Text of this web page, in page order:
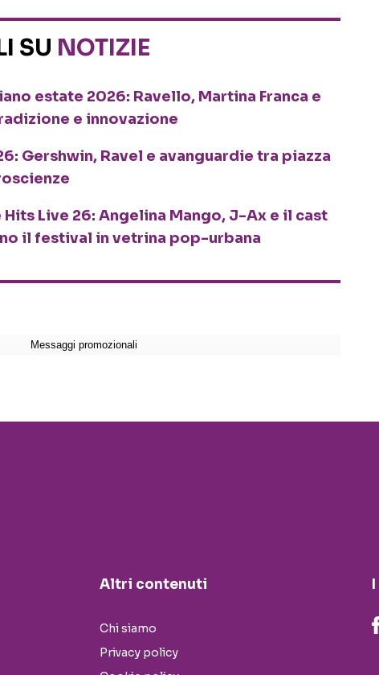
SU NOTIZIE
estate 2026: Ravello, Martina Franca e
e innovazione
Gershwin, Ravel e avanguardie tra piazza
Hits Live 26: Angelina Mango, J-Ax e il cast
il festival in vetrina pop-urbana
Altri contenuti
Chi siamo
Privacy policy